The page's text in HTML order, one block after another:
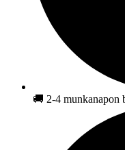
🚚 2-4 munkanapon